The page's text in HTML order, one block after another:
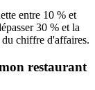
entre 10 % et
30 % et la
du chiffre d'affaires.
restaurant